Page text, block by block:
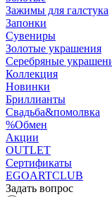
Зажимы для галстука
Запонки
Сувениры
Золотые украшения
Серебряные
Коллекция
Новинки
Бриллианты
Свадьба&помолвка
%Обмен
Акции
OUTLET
Сертификаты
EGOARTCLUB
Задать вопрос